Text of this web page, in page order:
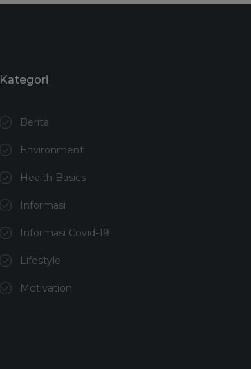
Kategori
Berita
Environment
Health Basics
Informasi
Informasi Covid-19
Lifestyle
Motivation